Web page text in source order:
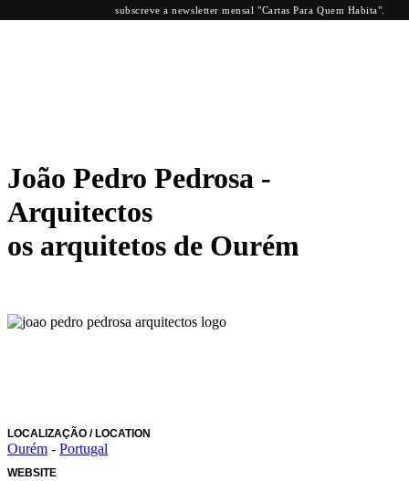
João Pedro Pedrosa -
Arquitectos
os arquitetos de Ourém
LOCALIZAÇÃO / LOCATION
Ourém - Portugal
WEBSITE
subscreve a newsletter mensal "Cartas Para Quem Habita".